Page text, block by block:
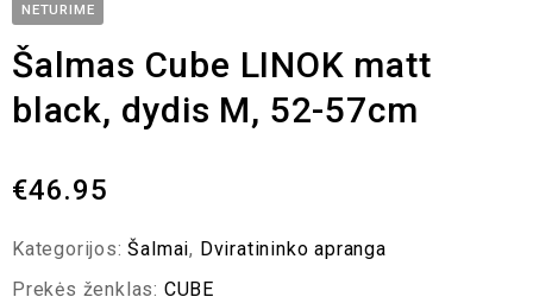
NETURIME
Šalmas Cube LINOK matt
black, dydis M, 52-57cm
€46.95
Kategorijos:Šalmai, Dviratininko apranga
Prekės ženklas: CUBE